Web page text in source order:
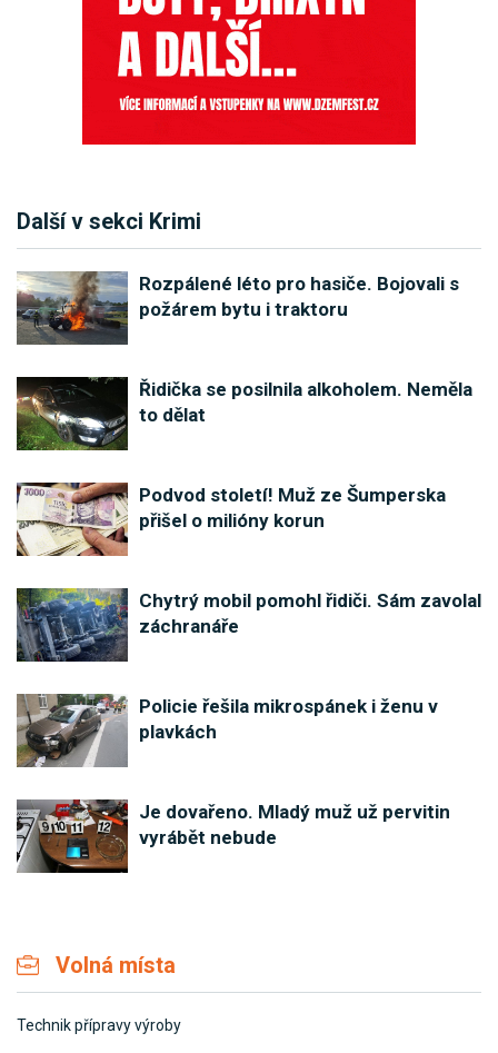
Další v sekci Krimi
Rozpálené léto pro hasiče. Bojovali s
požárem bytu i traktoru
Řidička se posilnila alkoholem. Neměla
to dělat
Podvod století! Muž ze Šumperska
přišel o milióny korun
Chytrý mobil pomohl řidiči. Sám zavolal
záchranáře
Policie řešila mikrospánek i ženu v
plavkách
Je dovařeno. Mladý muž už pervitin
vyrábět nebude
Volná místa
Technik přípravy výroby